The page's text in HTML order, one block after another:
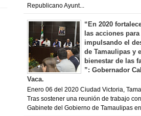
Republicano Ayunt...
“En 2020
las acciones
impulsando el
de Tamaulipas y el
bienestar de las
”: Gobernador
Vaca.
Enero 06 del 2020 Ciudad Victoria,
Tras sostener una reunión de trabajo con
Gabinete del Gobierno de Tamaulipas en